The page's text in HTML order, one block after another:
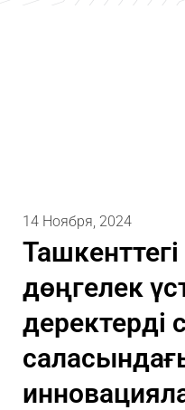
14 Ноября, 2024
дөңгелек
деректерді